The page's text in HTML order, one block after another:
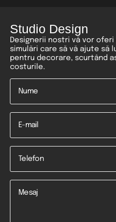
Studio Design
Designerii nostri vă vor
simulări care să vă ajute să
pentru decorare, scurtând
costurile.
Nume
Email
Telefon
Mesaj